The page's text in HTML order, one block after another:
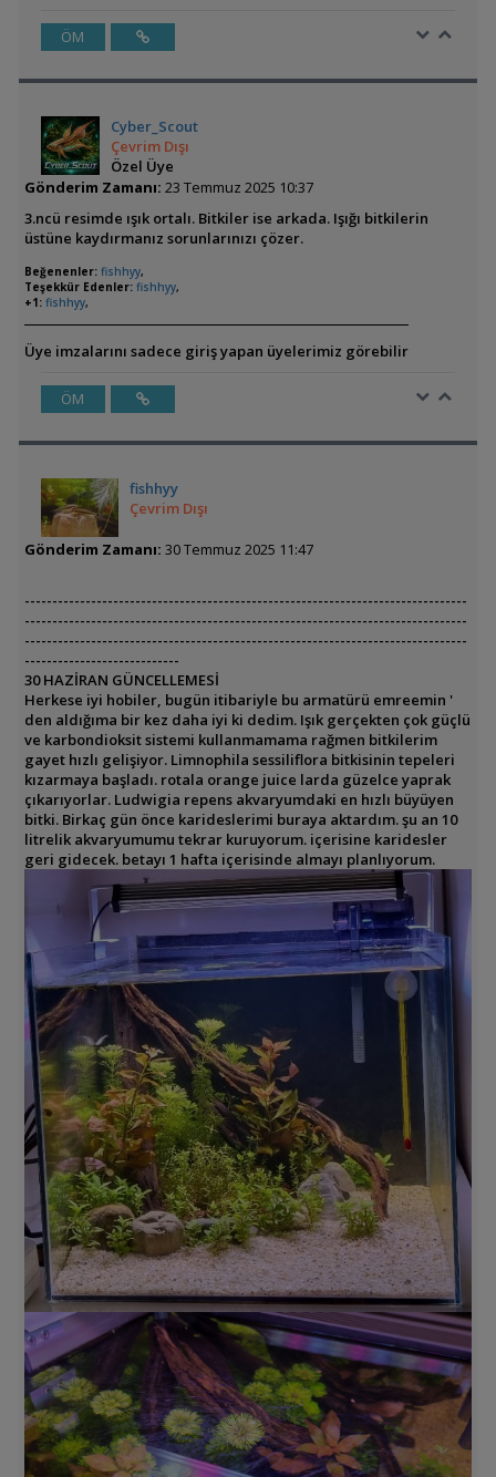
ÖM
Cyber_Scout
Çevrim Dışı
Özel Üye
Gönderim Zamanı: 23 Temmuz 2025 10:37
3.ncü resimde ışık ortalı. Bitkiler ise arkada. Işığı bitkilerin
üstüne kaydırmanız sorunlarınızı çözer.
Beğenenler: fishhyy,
Teşekkür Edenler: fishhyy,
+1: fishhyy,
Üye imzalarını sadece giriş yapan üyelerimiz görebilir
ÖM
fishhyy
Çevrim Dışı
Gönderim Zamanı: 30 Temmuz 2025 11:47
--------------------------------------------------------------------------------
--------------------------------------------------------------------------------
--------------------------------------------------------------------------------
----------------------------
30 HAZİRAN GÜNCELLEMESİ
Herkese iyi hobiler, bugün itibariyle bu armatürü emreemin '
den aldığıma bir kez daha iyi ki dedim. Işık gerçekten çok güçlü
ve karbondioksit sistemi kullanmamama rağmen bitkilerim
gayet hızlı gelişiyor. Limnophila sessiliflora bitkisinin tepeleri
kızarmaya başladı. rotala orange juice larda güzelce yaprak
çıkarıyorlar. Ludwigia repens akvaryumdaki en hızlı büyüyen
bitki. Birkaç gün önce karideslerimi buraya aktardım. şu an 10
litrelik akvaryumumu tekrar kuruyorum. içerisine karidesler
geri gidecek. betayı 1 hafta içerisinde almayı planlıyorum.